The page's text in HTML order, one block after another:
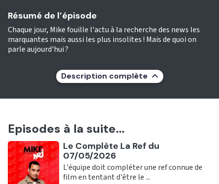
Résumé de l’épisode
Chaque jour, Mike fouille l'actu à la recherche des news les
marquantes mais aussi les plus insolites ! Mais de quoi on
parle aujourd'hui ?
Description complète
Episodes à la suite...
Ecouter
Le Complète La Ref du
07/05/2026
L'équipe doit compléter une ref connue de
film en tentant d'être le ...